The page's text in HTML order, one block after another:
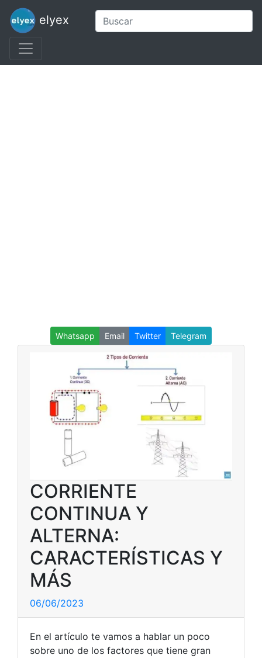
elyex
Whatsapp Email Twitter Telegram
CORRIENTE
CONTINUA Y
ALTERNA:
CARACTERÍSTICAS Y
MÁS
06/06/2023
En el artículo te vamos a hablar un poco
sobre uno de los factores que tiene gran